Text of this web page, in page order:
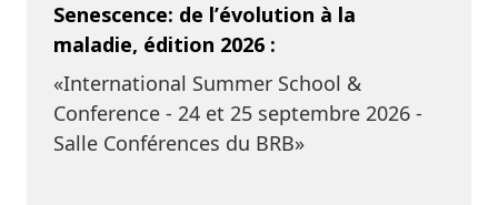
Senescence: de l’évolution à la
maladie, édition 2026 :
«International Summer School &
Conference - 24 et 25 septembre 2026 -
Salle Conférences du BRB»